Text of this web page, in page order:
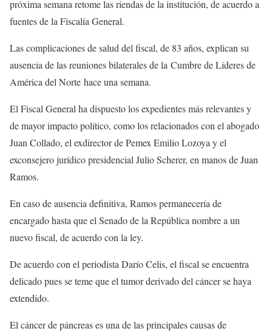
próxima semana retome las riendas de la institución, de acuerdo a
fuentes de la Fiscalía General.
Las complicaciones de salud del fiscal, de 83 años, explican su
ausencia de las reuniones bilaterales de la Cumbre de Líderes de
América del Norte hace una semana.
El Fiscal General ha dispuesto los expedientes más relevantes y
de mayor impacto político, como los relacionados con el abogado
Juan Collado, el exdirector de Pemex Emilio Lozoya y el
exconsejero jurídico presidencial Julio Scherer, en manos de Juan
Ramos.
En caso de ausencia definitiva, Ramos permanecería de
encargado hasta que el Senado de la República nombre a un
nuevo fiscal, de acuerdo con la ley.
De acuerdo con el periodista Darío Celis, el fiscal se encuentra
delicado pues se teme que el tumor derivado del cáncer se haya
extendido.
El cáncer de páncreas es una de las principales causas de